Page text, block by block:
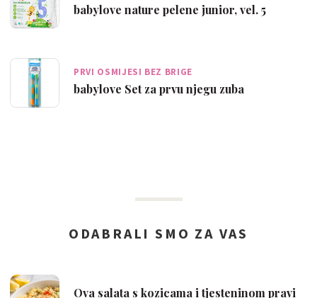
babylove nature pelene junior, vel. 5
PRVI OSMIJESI BEZ BRIGE
babylove Set za prvu njegu zuba